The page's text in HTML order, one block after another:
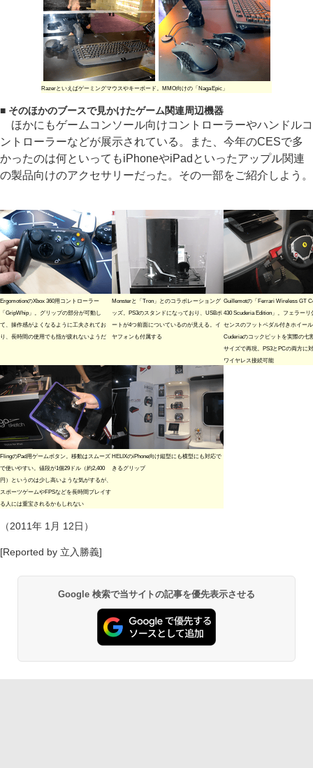
Razerといえばゲーミングマウスやキーボード。MMO向けの「Naga Epic」
■ そのほかのブースで見かけたゲーム関連周辺機器
ほかにもゲームコンソール向けコントローラーやハンドルコ
ントローラーなどが展示されている。また、今年のCESで多
かったのは何といってもiPhoneやiPadといったアップル関連
の製品向けのアクセサリーだった。その一部をご紹介しよう。
ErgomotionのXbox 360用コントローラー
「GripWhip」。グリップの部分が可動し
て、操作感がよくなるように工夫されてお
り、長時間の使用でも指が疲れないようだ
Monsterと「Tron」とのコラボレーショング
ッズ。PS3のスタンドになっており、USBポ
ートが4つ前面についているのが見える。イ
ヤフォンも付属する
Guillemotの「Ferrari Wireless GT
430 Scuderia Edition」。フェラーリ
センスのフットペダル付きホイール
Cuderiaのコックピットを実際の七
サイズで再現。PS3とPCの両方に
ワイヤレス接続可能
FlingのPad用ゲームボタン。移動はスムーズ
で使いやすい。値段が1個29ドル（約2,400
円）というのは少し高いような気がするが、
スポーツゲームやFPSなどを長時間プレイす
る人には重宝されるかもしれない
HELIXのiPhone向け縦型にも横型にも対応で
きるグリップ
（2011年 1月 12日）
[Reported by 立入勝義]
Google 検索で当サイトの記事を優先表示させる